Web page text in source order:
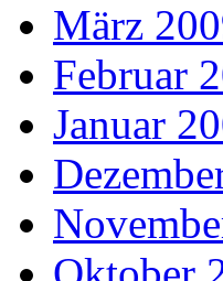
März
Februar
Januar